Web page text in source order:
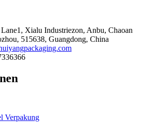
Xialu Industriezon, Anbu, Chaoan
515638, Guangdong, China
Verpakung